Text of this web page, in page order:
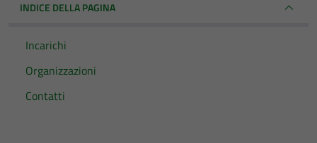
INDICE DELLA PAGINA
Incarichi
Organizzazioni
Contatti